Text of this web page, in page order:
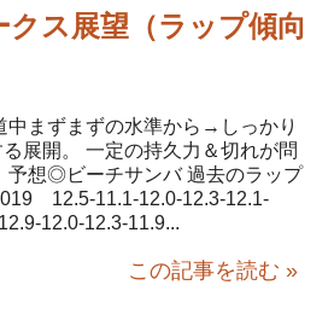
クス展望（ラップ傾向
中まずまずの水準から→しっかり
る展開。 一定の持久力＆切れが問
予想◎ビーチサンバ 過去のラップ
12.5-11.1-12.0-12.3-12.1-
12.0-12.3-11.9...
この記事を読む »